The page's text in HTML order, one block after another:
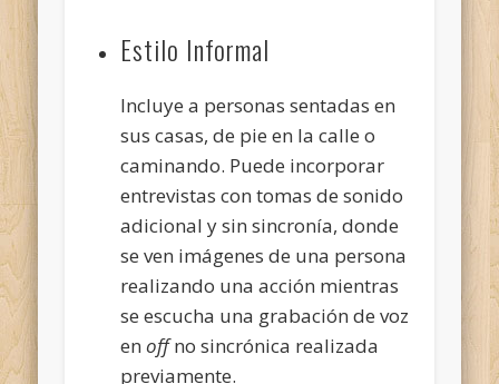
Estilo Informal
Incluye a personas sentadas en
sus casas, de pie en la calle o
caminando. Puede incorporar
entrevistas con tomas de sonido
adicional y sin sincronía, donde
se ven imágenes de una persona
realizando una acción mientras
se escucha una grabación de voz
enoffno sincrónica realizada
previamente.